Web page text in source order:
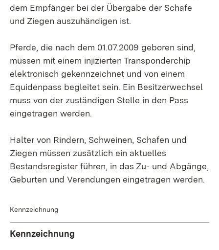
dem Empfänger bei der Übergabe der Schafe
und Ziegen auszuhändigen ist.
Pferde, die nach dem 01.07.2009 geboren sind,
müssen mit einem injizierten Transponderchip
elektronisch gekennzeichnet und von einem
Equidenpass begleitet sein. Ein Besitzerwechsel
muss von der zuständigen Stelle in den Pass
eingetragen werden.
Halter von Rindern, Schweinen, Schafen und
Ziegen müssen zusätzlich ein aktuelles
Bestandsregister führen, in das Zu- und Abgänge,
Geburten und Verendungen eingetragen werden.
Kennzeichnung
Kennzeichnung